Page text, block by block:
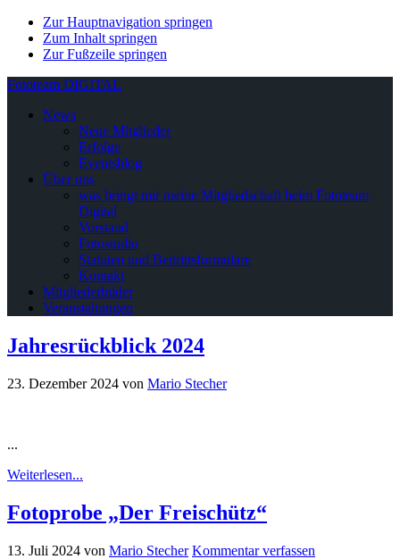
Zur Hauptnavigation springen
Zum Inhalt springen
Zur Fußzeile springen
Fototeam DIGITAL
News
Neue Mitglieder
Erfolge
Eventsblog
Über uns
was bringt mir meine Mitgliedschaft beim Fototeam
Digital
Vorstand
Fotostudio
Statuten und Beitrittsformulare
Kontakt
Mitgliederbilder
Veranstaltungen
Jahresrückblick 2024
23. Dezember 2024 von Mario Stecher
...
Weiterlesen...
Fotoprobe „Der Freischütz“
13. Juli 2024 von Mario Stecher Kommentar verfassen